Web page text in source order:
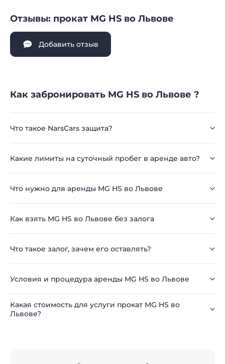
Отзывы: прокат MG HS во Львове
Добавить отзыв
Как забронировать MG HS во Львове ?
Что такое NarsCars защита?
Какие лимиты на суточный пробег в аренде авто?
Что нужно для аренды MG HS во Львове
Как взять MG HS во Львове без залога
Что такое залог, зачем его оставлять?
Условия и процедура аренды MG HS во Львове
Какая стоимость для услуги прокат MG HS во
Львове?